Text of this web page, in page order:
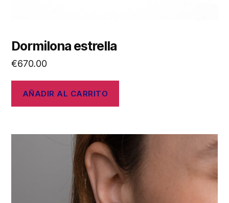
Dormilona estrella
€670.00
AÑADIR AL CARRITO